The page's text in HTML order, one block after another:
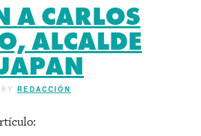
A CARLOS
ALCALDE
BY REDACCIÓN